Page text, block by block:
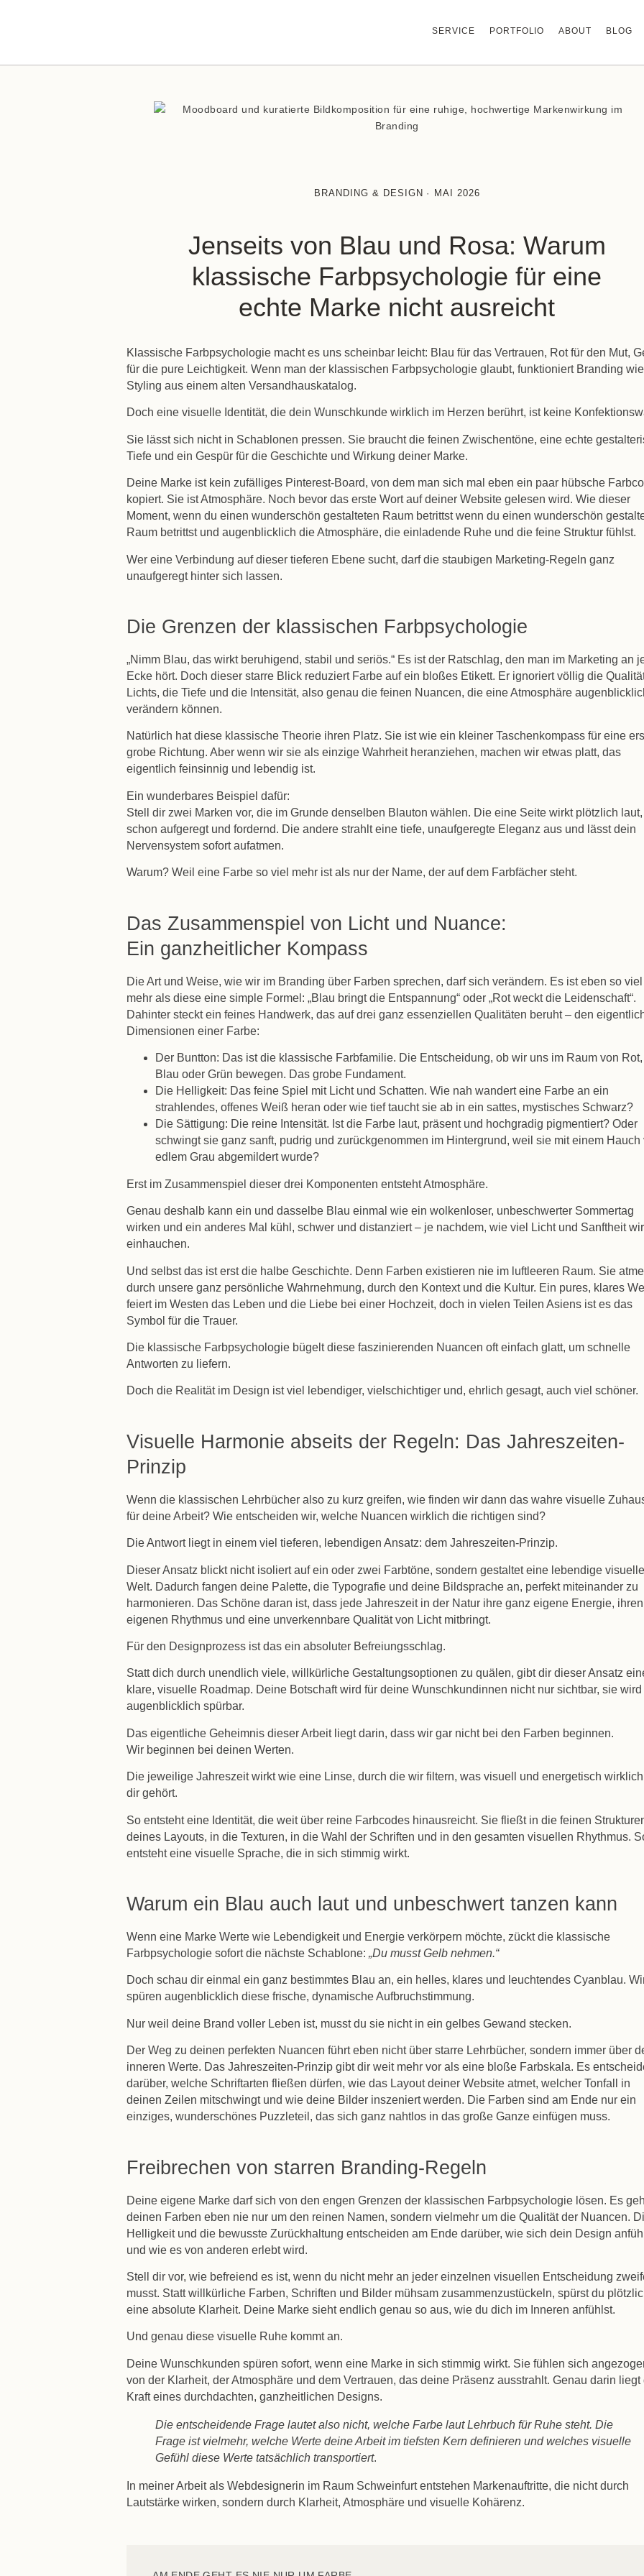
SERVICE PORTFOLIO ABOUT BLOG
BRANDING & DESIGN · MAI 2026
Jenseits von Blau und Rosa: Warum
klassische Farbpsychologie für eine
echte Marke nicht ausreicht
Klassische Farbpsychologie macht es uns scheinbar leicht: Blau für das Vertrauen, Rot für den Mut,
für die pure Leichtigkeit. Wenn man der klassischen Farbpsychologie glaubt, funktioniert Branding
Styling aus einem alten Versandhauskatalog.
Doch eine visuelle Identität, die dein Wunschkunde wirklich im Herzen berührt, ist keine
Sie lässt sich nicht in Schablonen pressen. Sie braucht die feinen Zwischentöne, eine echte
Tiefe und ein Gespür für die Geschichte und Wirkung deiner Marke.
Deine Marke ist kein zufälliges Pinterest-Board, von dem man sich mal eben ein paar hübsche
kopiert. Sie ist Atmosphäre. Noch bevor das erste Wort auf deiner Website gelesen wird. Wie dieser
Moment, wenn du einen wunderschön gestalteten Raum betrittst wenn du einen wunderschön
Raum betrittst und augenblicklich die Atmosphäre, die einladende Ruhe und die feine Struktur fühlst.
Wer eine Verbindung auf dieser tieferen Ebene sucht, darf die staubigen Marketing-Regeln ganz
unaufgeregt hinter sich lassen.
Die Grenzen der klassischen Farbpsychologie
„Nimm Blau, das wirkt beruhigend, stabil und seriös.“ Es ist der Ratschlag, den man im Marketing an
Ecke hört. Doch dieser starre Blick reduziert Farbe auf ein bloßes Etikett. Er ignoriert völlig die
Lichts, die Tiefe und die Intensität, also genau die feinen Nuancen, die eine Atmosphäre
verändern können.
Natürlich hat diese klassische Theorie ihren Platz. Sie ist wie ein kleiner Taschenkompass für eine
grobe Richtung. Aber wenn wir sie als einzige Wahrheit heranziehen, machen wir etwas platt, das
eigentlich feinsinnig und lebendig ist.
Ein wunderbares Beispiel dafür:
Stell dir zwei Marken vor, die im Grunde denselben Blauton wählen. Die eine Seite wirkt plötzlich
schon aufgeregt und fordernd. Die andere strahlt eine tiefe, unaufgeregte Eleganz aus und lässt dein
Nervensystem sofort aufatmen.
Warum? Weil eine Farbe so viel mehr ist als nur der Name, der auf dem Farbfächer steht.
Das Zusammenspiel von Licht und Nuance:
Ein ganzheitlicher Kompass
Die Art und Weise, wie wir im Branding über Farben sprechen, darf sich verändern. Es ist eben so viel
mehr als diese eine simple Formel: „Blau bringt die Entspannung“ oder „Rot weckt die Leidenschaft“.
Dahinter steckt ein feines Handwerk, das auf drei ganz essenziellen Qualitäten beruht – den
Dimensionen einer Farbe:
Der Buntton: Das ist die klassische Farbfamilie. Die Entscheidung, ob wir uns im Raum von Rot,
Blau oder Grün bewegen. Das grobe Fundament.
Die Helligkeit: Das feine Spiel mit Licht und Schatten. Wie nah wandert eine Farbe an ein
strahlendes, offenes Weiß heran oder wie tief taucht sie ab in ein sattes, mystisches Schwarz?
Die Sättigung: Die reine Intensität. Ist die Farbe laut, präsent und hochgradig pigmentiert? Oder
schwingt sie ganz sanft, pudrig und zurückgenommen im Hintergrund, weil sie mit einem Hauch
edlem Grau abgemildert wurde?
Erst im Zusammenspiel dieser drei Komponenten entsteht Atmosphäre.
Genau deshalb kann ein und dasselbe Blau einmal wie ein wolkenloser, unbeschwerter Sommertag
wirken und ein anderes Mal kühl, schwer und distanziert – je nachdem, wie viel Licht und Sanftheit
einhauchen.
Und selbst das ist erst die halbe Geschichte. Denn Farben existieren nie im luftleeren Raum. Sie
durch unsere ganz persönliche Wahrnehmung, durch den Kontext und die Kultur. Ein pures, klares
feiert im Westen das Leben und die Liebe bei einer Hochzeit, doch in vielen Teilen Asiens ist es das
Symbol für die Trauer.
Die klassische Farbpsychologie bügelt diese faszinierenden Nuancen oft einfach glatt, um schnelle
Antworten zu liefern.
Doch die Realität im Design ist viel lebendiger, vielschichtiger und, ehrlich gesagt, auch viel schöner.
Visuelle Harmonie abseits der Regeln: Das Jahreszeiten-
Prinzip
Wenn die klassischen Lehrbücher also zu kurz greifen, wie finden wir dann das wahre visuelle
für deine Arbeit? Wie entscheiden wir, welche Nuancen wirklich die richtigen sind?
Die Antwort liegt in einem viel tieferen, lebendigen Ansatz:dem Jahreszeiten-Prinzip.
Dieser Ansatz blickt nicht isoliert auf ein oder zwei Farbtöne, sondern gestaltet eine lebendige
Welt. Dadurch fangen deine Palette, die Typografie und deine Bildsprache an, perfekt miteinander zu
harmonieren. Das Schöne daran ist, dass jede Jahreszeit in der Natur ihre ganz eigene Energie, ihren
eigenen Rhythmus und eine unverkennbare Qualität von Licht mitbringt.
Für den Designprozess ist das ein absoluter Befreiungsschlag.
Statt dich durch unendlich viele, willkürliche Gestaltungsoptionen zu quälen, gibt dir dieser Ansatz
klare, visuelle Roadmap. Deine Botschaft wird für deine Wunschkundinnen nicht nur sichtbar, sie wird
augenblicklich spürbar.
Das eigentliche Geheimnis dieser Arbeit liegt darin, dass wir gar nicht bei den Farben beginnen.
Wir beginnen bei deinen Werten.
Die jeweilige Jahreszeit wirkt wie eine Linse, durch die wir filtern, was visuell und energetisch
dir gehört.
So entsteht eine Identität, die weit über reine Farbcodes hinausreicht. Sie fließt in die feinen
deines Layouts, in die Texturen, in die Wahl der Schriften und in den gesamten visuellen Rhythmus.
entsteht eine visuelle Sprache, die in sich stimmig wirkt.
Warum ein Blau auch laut und unbeschwert tanzen kann
Wenn eine Marke Werte wie Lebendigkeit und Energie verkörpern möchte, zückt die klassische
Farbpsychologie sofort die nächste Schablone:„Du musst Gelb nehmen.“
Doch schau dir einmal ein ganz bestimmtes Blau an, ein helles, klares und leuchtendes Cyanblau.
spüren augenblicklich diese frische, dynamische Aufbruchstimmung.
Nur weil deine Brand voller Leben ist, musst du sie nicht in ein gelbes Gewand stecken.
Der Weg zu deinen perfekten Nuancen führt eben nicht über starre Lehrbücher, sondern immer über
inneren Werte. Das Jahreszeiten-Prinzip gibt dir weit mehr vor als eine bloße Farbskala. Es
darüber, welche Schriftarten fließen dürfen, wie das Layout deiner Website atmet, welcher Tonfall in
deinen Zeilen mitschwingt und wie deine Bilder inszeniert werden. Die Farben sind am Ende nur ein
einziges, wunderschönes Puzzleteil, das sich ganz nahtlos in das große Ganze einfügen muss.
Freibrechen von starren Branding-Regeln
Deine eigene Marke darf sich von den engen Grenzen der klassischen Farbpsychologie lösen. Es
deinen Farben eben nie nur um den reinen Namen, sondern vielmehr um die Qualität der Nuancen.
Helligkeit und die bewusste Zurückhaltung entscheiden am Ende darüber, wie sich dein Design
und wie es von anderen erlebt wird.
Stell dir vor, wie befreiend es ist, wenn du nicht mehr an jeder einzelnen visuellen Entscheidung
musst. Statt willkürliche Farben, Schriften und Bilder mühsam zusammenzustückeln, spürst du
eine absolute Klarheit. Deine Marke sieht endlich genau so aus, wie du dich im Inneren anfühlst.
Und genau diese visuelle Ruhe kommt an.
Deine Wunschkunden spüren sofort, wenn eine Marke in sich stimmig wirkt. Sie fühlen sich
von der Klarheit, der Atmosphäre und dem Vertrauen, das deine Präsenz ausstrahlt. Genau darin liegt
Kraft eines durchdachten, ganzheitlichen Designs.
Die entscheidende Frage lautet also nicht, welche Farbe laut Lehrbuch für Ruhe steht. Die
Frage ist vielmehr, welche Werte deine Arbeit im tiefsten Kern definieren und welches visuelle
Gefühl diese Werte tatsächlich transportiert.
In meiner Arbeit als Webdesignerin im Raum Schweinfurt entstehen Markenauftritte, die nicht durch
Lautstärke wirken, sondern durch Klarheit, Atmosphäre und visuelle Kohärenz.